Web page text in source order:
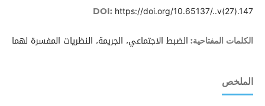
DOI: https://doi.org/10.65137/..v(27).147
الكلمات المفتاحية: الضبط الاجتماعي، الجريمة، النظريات المفسرة لهما
الملخص